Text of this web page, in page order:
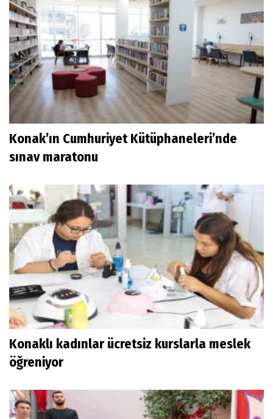
Konak’ın Cumhuriyet Kütüphaneleri’nde
sınav maratonu
Konaklı kadınlar ücretsiz kurslarla meslek
öğreniyor